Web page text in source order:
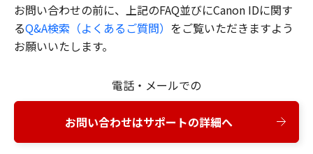
お問い合わせの前に、上記のFAQ並びにCanon IDに関す
るQ&A検索（よくあるご質問） をご覧いただきますよう
お願いいたします。
電話・メールでの
お問い合わせはサポートの詳細へ